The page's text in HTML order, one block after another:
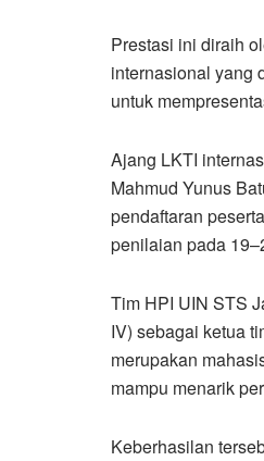
Prestasi ini diraih
internasional yang
untuk
Ajang LKTI
Mahmud Yunus
pendaftaran
penilaian pada
Tim HPI UIN STS
IV) sebagai ketua
merupakan
mampu menarik
Keberhasilan